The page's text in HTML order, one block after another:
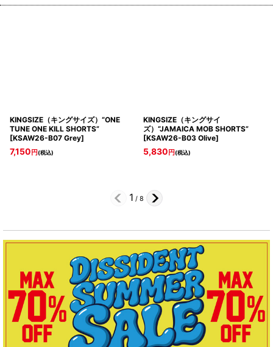
KINGSIZE（キングサイズ）“ONE
TUNE ONE KILL SHORTS”
[KSAW26-B07 Grey]
7,150 円(税込)
KINGSIZE（キングサイ
ズ）“JAMAICA MOB SHORTS”
[KSAW26-B03 Olive]
5,830 円(税込)
1 / 8